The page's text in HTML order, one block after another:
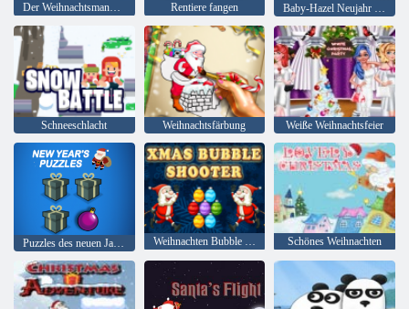
Der Weihnachtsmann rennt und springt Rentiere fangen Baby-Hazel Neujahr Bash
Schneeschlacht Weihnachtsfärbung Weiße Weihnachtsfeier
Weihnachten Bubble Shooter Schönes Weihnachten